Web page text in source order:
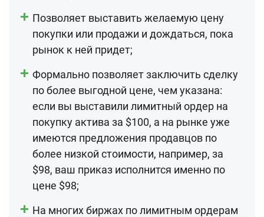
Позволяет выставить желаемую цену
покупки или продажи и дождаться, пока
рынок к ней придет;
Формально позволяет заключить сделку
по более выгодной цене, чем указана:
если вы выставили лимитный ордер на
покупку актива за $100, а на рынке уже
имеются предложения продавцов по
более низкой стоимости, например, за
$98, ваш приказ исполнится именно по
цене $98;
На многих биржах по лимитным ордерам